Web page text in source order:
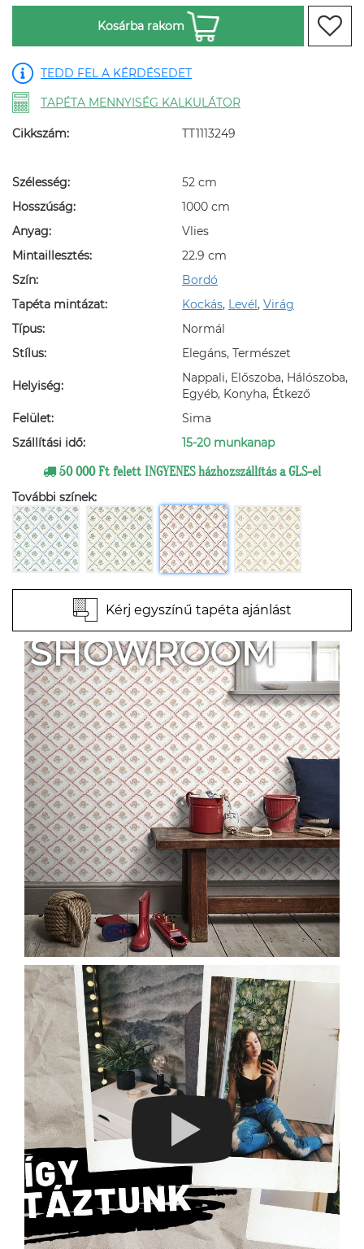
Kosárba rakom
TEDD FEL A KÉRDÉSEDET
TAPÉTA MENNYISÉG KALKULÁTOR
Cikkszám: TT1113249
Szélesség:
52 cm
Hosszúság:
1000 cm
Anyag:
Vlies
Mintaillesztés:
22.9 cm
Szín:
Bordó
Tapéta mintázat:
Kockás, Levél, Virág
Típus:
Normál
Stílus:
Elegáns, Természet
Helyiség:
Nappali, Előszoba, Hálószoba,
Egyéb, Konyha, Étkező
Felület:
Sima
Szállítási idő:
15-20 munkanap
50 000 Ft felett INGYENES házhozszállítás a GLS-el
További színek:
Kérj egyszínű tapéta ajánlást
SHOWROOM